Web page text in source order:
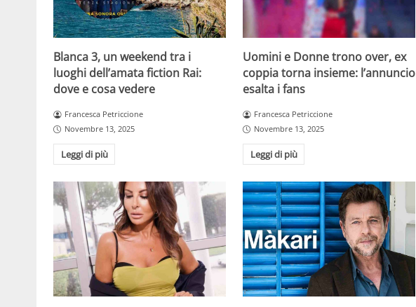
Blanca 3, un weekend tra i
luoghi dell’amata fiction Rai:
dove e cosa vedere
Francesca Petriccione
Novembre 13, 2025
Leggi di più
Uomini e Donne trono over, ex
coppia torna insieme: l’annuncio
esalta i fans
Francesca Petriccione
Novembre 13, 2025
Leggi di più